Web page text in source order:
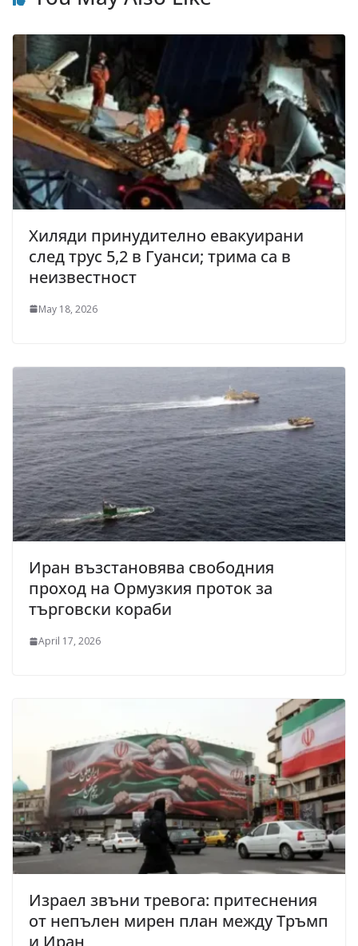
Хиляди принудително евакуирани
след трус 5,2 в Гуанси; трима са в
неизвестност
May 18, 2026
Иран възстановява свободния
проход на Ормузкия проток за
търговски кораби
April 17, 2026
Израел звъни тревога: притеснения
от непълен мирен план между Тръмп
и Иран